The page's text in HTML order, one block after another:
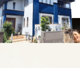
塗装工事開始
人？その疑問